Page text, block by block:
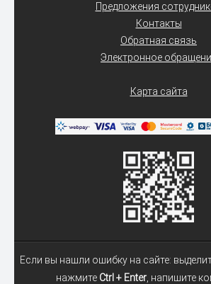
Предложения
Контакты
Обратная связь
Электронное
Карта сайта
Если вы нашли ошибку на сайте:
нажмите Ctrl + Enter, напишите